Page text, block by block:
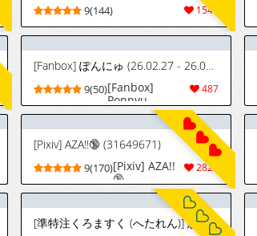
1544
9(144)
[Fanbox] ぽんにゅ (26.02.27 - 26.07.28)
487
9(50)[Fanbox]
Ponnyu
(26.02.27 -
26.07.28)
[Pixiv] AZA!!🔞 (31649671)
2829
9(170)[Pixiv] AZA!!
🔞
(31649671)
[準特注くろますく (へたれん)] 想いと溢れて狂い咲く (ゼンレスゾーンゼロ) [DL版]